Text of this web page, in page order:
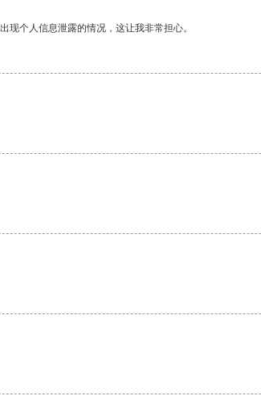
个人信息泄露的情况，这让我非常担心。